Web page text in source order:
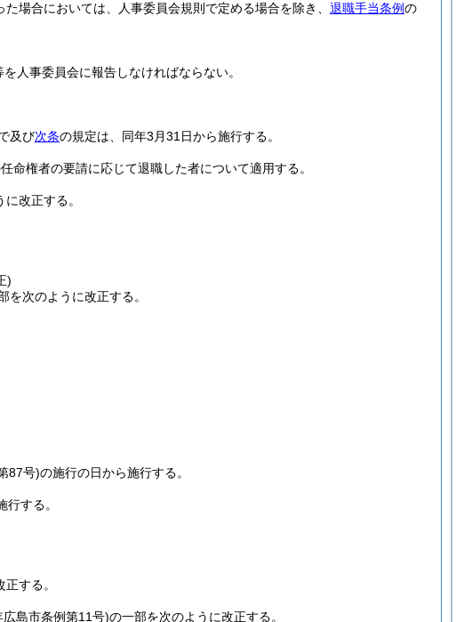
場合においては、人事委員会規則で定める場合を除き、 退職手当条例の
人事委員会に報告しなければならない。
及び次条の規定は、同年3月31日から施行する。
命権者の要請に応じて退職した者について適用する。
改正する。
)
を次のように改正する。
87号)の施行の日から施行する。
する。
する。
島市条例第11号)の一部を次のように改正する。